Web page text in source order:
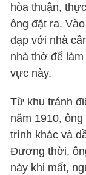
hòa thuận,
ông đặt ra.
đạp với nhà
nhà thờ để
vực này.
Từ khu tránh
năm 1910,
trình khác và
Đương thời,
này khi mất,